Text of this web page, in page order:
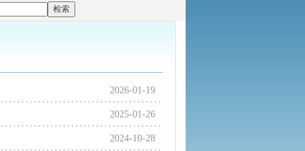
2026-01-19
2025-01-26
2024-10-28